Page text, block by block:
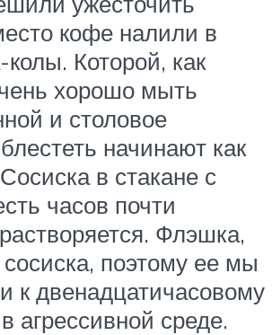
кофе налили в
колы. Которой, как
хорошо мыть
и столовое
начинают как
в стакане с
часов почти
Флэшка,
сосиска, поэтому ее мы
к двенадцатичасовому
агрессивной среде.